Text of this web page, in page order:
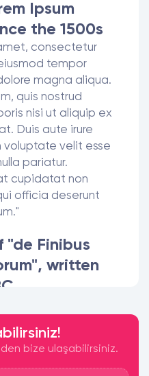
Ipsum
the 1500s
consectetur
tempor
magna aliqua.
quis nostrud
nisi ut aliquip ex
Duis aute irure
voluptate velit esse
pariatur.
cupidatat non
officia deserunt
"de Finibus
written
totam rem aperiam,
inventore veritatis et
vitae dicta sunt
bize ulaşabilirsiniz.